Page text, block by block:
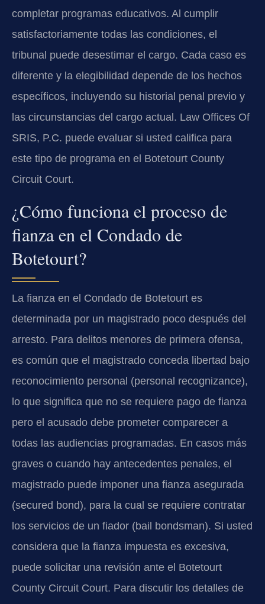
completar programas educativos. Al cumplir
satisfactoriamente todas las condiciones, el
tribunal puede desestimar el cargo. Cada caso es
diferente y la elegibilidad depende de los hechos
específicos, incluyendo su historial penal previo y
las circunstancias del cargo actual. Law Offices Of
SRIS, P.C. puede evaluar si usted califica para
este tipo de programa en el Botetourt County
Circuit Court.
¿Cómo funciona el proceso de
fianza en el Condado de
Botetourt?
La fianza en el Condado de Botetourt es
determinada por un magistrado poco después del
arresto. Para delitos menores de primera ofensa,
es común que el magistrado conceda libertad bajo
reconocimiento personal (personal recognizance),
lo que significa que no se requiere pago de fianza
pero el acusado debe prometer comparecer a
todas las audiencias programadas. En casos más
graves o cuando hay antecedentes penales, el
magistrado puede imponer una fianza asegurada
(secured bond), para la cual se requiere contratar
los servicios de un fiador (bail bondsman). Si usted
considera que la fianza impuesta es excesiva,
puede solicitar una revisión ante el Botetourt
County Circuit Court. Para discutir los detalles de